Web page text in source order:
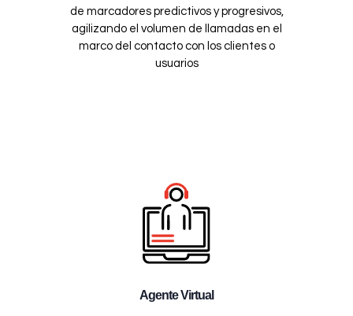
de marcadores predictivos y progresivos,
agilizando el volumen de llamadas en el
marco del contacto con los clientes o
usuarios
Agente Virtual